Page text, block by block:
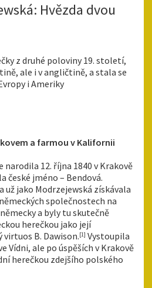
Hvězda dvou
z druhé poloviny 19. století,
ale i v angličtině, a stala se
i Ameriky
a farmou v Kalifornii
narodila 12. října 1840 v Krakově
české jméno – Bendová.
už jako Modrzejewská získávala
společnostech na
a byly tu skutečně
herečkou jako její
B. Dawison.[1] Vystoupila
Vídni, ale po úspěších v Krakově
herečkou zdejšího polského